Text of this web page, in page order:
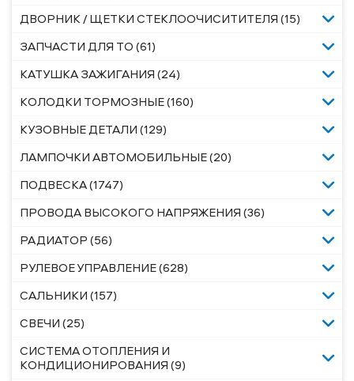
ДВОРНИК / ЩЕТКИ СТЕКЛООЧИСИТИТЕЛЯ (15)
ЗАПЧАСТИ ДЛЯ ТО (61)
КАТУШКА ЗАЖИГАНИЯ (24)
КОЛОДКИ ТОРМОЗНЫЕ (160)
КУЗОВНЫЕ ДЕТАЛИ (129)
ЛАМПОЧКИ АВТОМОБИЛЬНЫЕ (20)
ПОДВЕСКА (1747)
ПРОВОДА ВЫСОКОГО НАПРЯЖЕНИЯ (36)
РАДИАТОР (56)
РУЛЕВОЕ УПРАВЛЕНИЕ (628)
САЛЬНИКИ (157)
СВЕЧИ (25)
СИСТЕМА ОТОПЛЕНИЯ И
КОНДИЦИОНИРОВАНИЯ (9)